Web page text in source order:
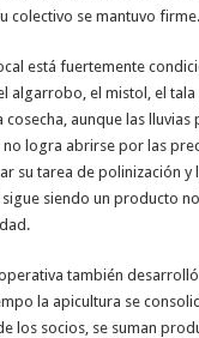
colectivo se mantuvo firme.
está fuertemente
algarrobo, el mistol, el
aunque las lluvias
logra abrirse por las
su tarea de polinización y
sigue siendo un producto
también
la apicultura se
los socios, se suman